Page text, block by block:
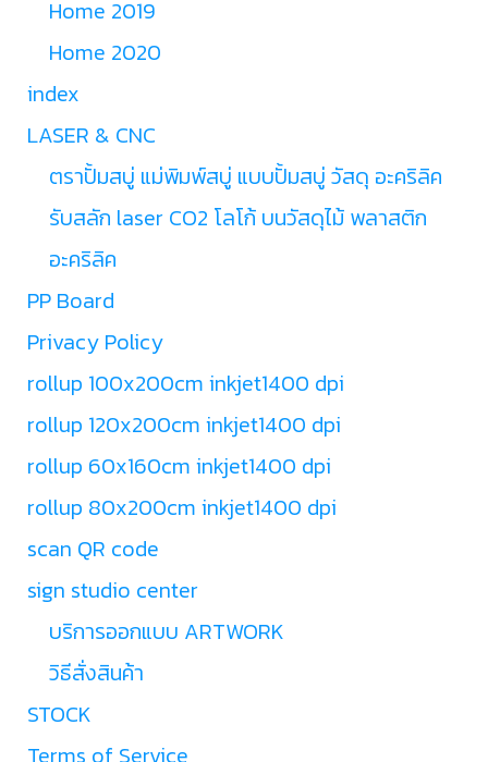
Home 2019
Home 2020
index
LASER & CNC
ตราปั้มสบู่ แม่พิมพ์สบู่ แบบปั้มสบู่ วัสดุ อะคริลิค
รับสลัก laser CO2 โลโก้ บนวัสดุไม้ พลาสติก
อะคริลิค
PP Board
Privacy Policy
rollup 100x200cm inkjet1400 dpi
rollup 120x200cm inkjet1400 dpi
rollup 60x160cm inkjet1400 dpi
rollup 80x200cm inkjet1400 dpi
scan QR code
sign studio center
บริการออกแบบ ARTWORK
วิธีสั่งสินค้า
STOCK
Terms of Service